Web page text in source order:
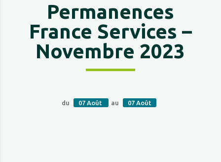
Permanences
France Services –
Novembre 2023
du 07 Août au 07 Août